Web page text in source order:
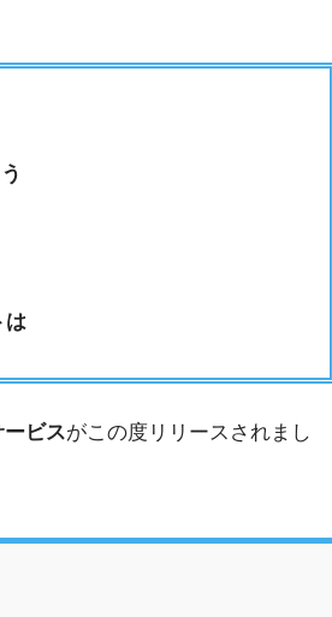
は
ビスがこの度リリースされまし